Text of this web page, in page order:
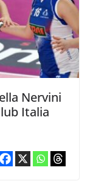
Nervini
Italia